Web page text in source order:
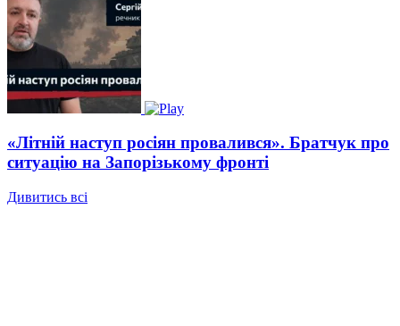
«Літній наступ росіян провалився». Братчук про
ситуацію на Запорізькому фронті
Дивитись всі